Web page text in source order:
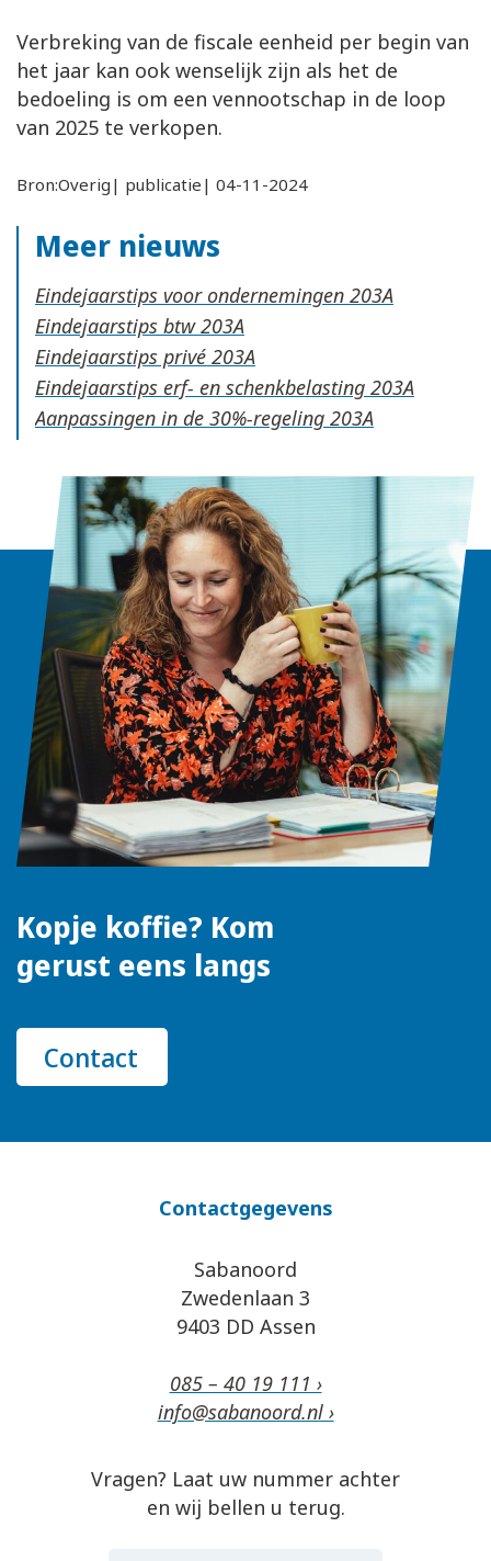
Verbreking van de fiscale eenheid per begin van
het jaar kan ook wenselijk zijn als het de
bedoeling is om een vennootschap in de loop
van 2025 te verkopen.
Bron:Overig| publicatie| 04-11-2024
Meer nieuws
Eindejaarstips voor ondernemingen
Eindejaarstips btw
Eindejaarstips privé
Eindejaarstips erf- en schenkbelasting
Aanpassingen in de 30%-regeling
Kopje koffie? Kom
gerust eens langs
Contact
Contactgegevens
Sabanoord
Zwedenlaan 3
9403 DD Assen
085 – 40 19 111 ›
info@sabanoord.nl ›
Vragen? Laat uw nummer achter
en wij bellen u terug.